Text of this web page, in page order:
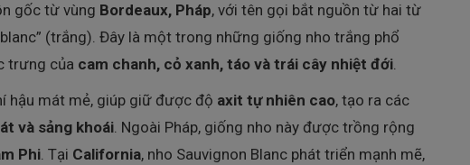
gốc từ vùng Bordeaux, Pháp, với tên gọi bắt nguồn từ hai từ
(trắng). Đây là một trong những giống nho trắng phổ
trưng của cam chanh, cỏ xanh, táo và trái cây nhiệt đới.
hậu mát mẻ, giúp giữ được độ axit tự nhiên cao, tạo ra các
và sảng khoái. Ngoài Pháp, giống nho này được trồng rộng
Phi. Tại California, nho Sauvignon Blanc phát triển mạnh mẽ,